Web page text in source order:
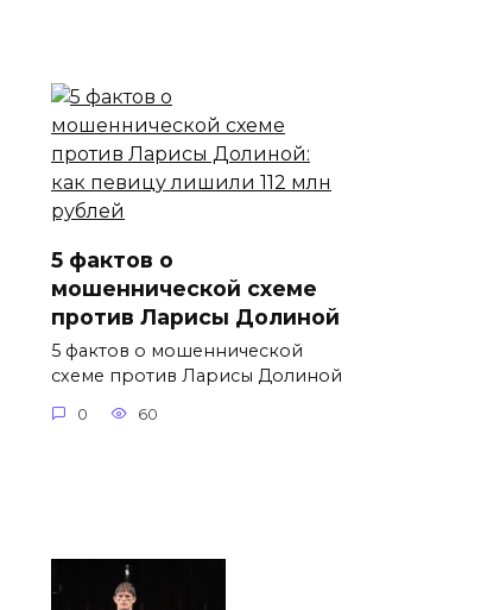
5 фактов о
мошеннической схеме
против Ларисы Долиной
5 фактов о мошеннической
схеме против Ларисы Долиной
0 60